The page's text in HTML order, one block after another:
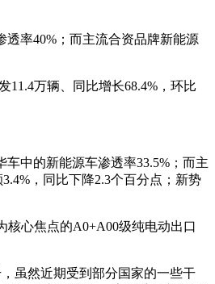
透率40%；而主流合资品牌新能源
11.4万辆、同比增长68.4%，环比
中的新能源车渗透率33.5%；而主
，同比下降2.3个百分点；新势
核心焦点的A0+A00级纯电动出口
虽然近期受到部分国家的一些干